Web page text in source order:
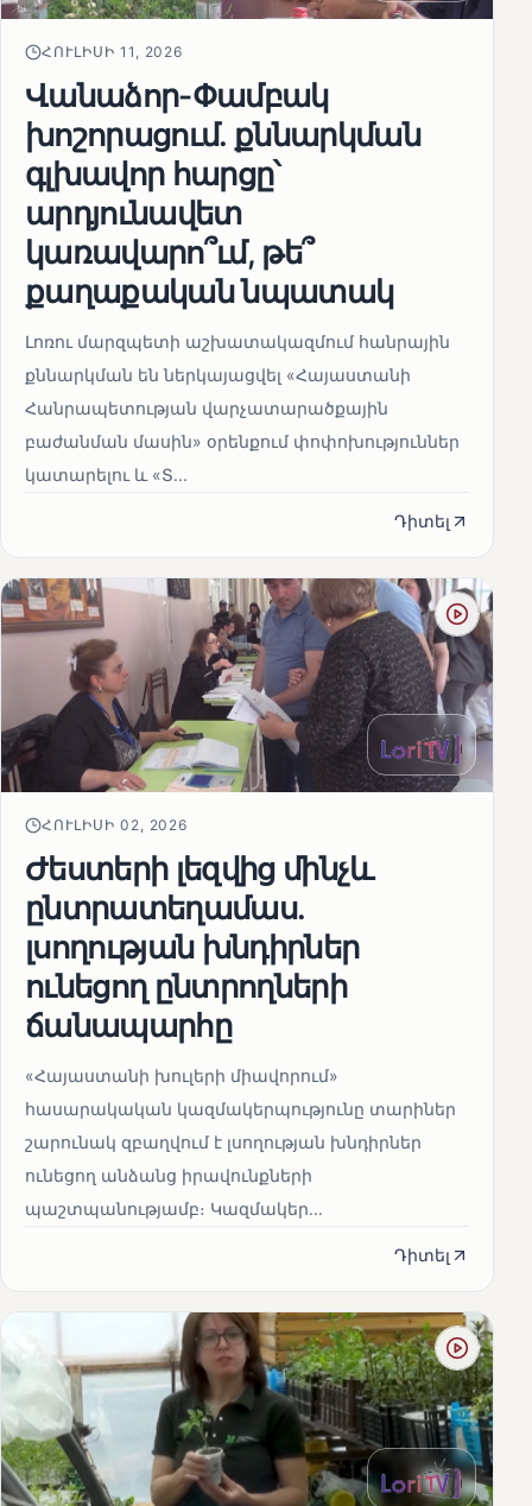
ՀՈՒԼԻՍԻ 11, 2026
Վանաձոր-Փամբակ
խոշորացում. քննարկման
գլխավոր հարցը՝
արդյունավետ
կառավարո՞ւմ, թե՞
քաղաքական նպատակ
Լոռու մարզպետի աշխատակազմում հանրային
քննարկման են ներկայացվել «Հայաստանի
Հանրապետության վարչատարածքային
բաժանման մասին» օրենքում փոփոխություններ
կատարելու և «Տ...
Դիտել
ՀՈՒԼԻՍԻ 02, 2026
Ժեստերի լեզվից մինչև
ընտրատեղամաս.
լսողության խնդիրներ
ունեցող ընտրողների
ճանապարհը
«Հայաստանի խուլերի միավորում»
հասարակական կազմակերպությունը տարիներ
շարունակ զբաղվում է լսողության խնդիրներ
ունեցող անձանց իրավունքների
պաշտպանությամբ։ Կազմակեր...
Դիտել